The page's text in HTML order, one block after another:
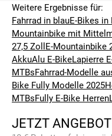
Weitere Ergebnisse für:
Fahrrad in blauE-Bikes in
Mountainbike mit
27,5 Zoll E-Mountainbike
AkkuAlu E-BikeLapierre
MTBsFahrrad-Modelle
Bike Fully Modelle 2025
MTBsFully E-Bike Herren
JETZT